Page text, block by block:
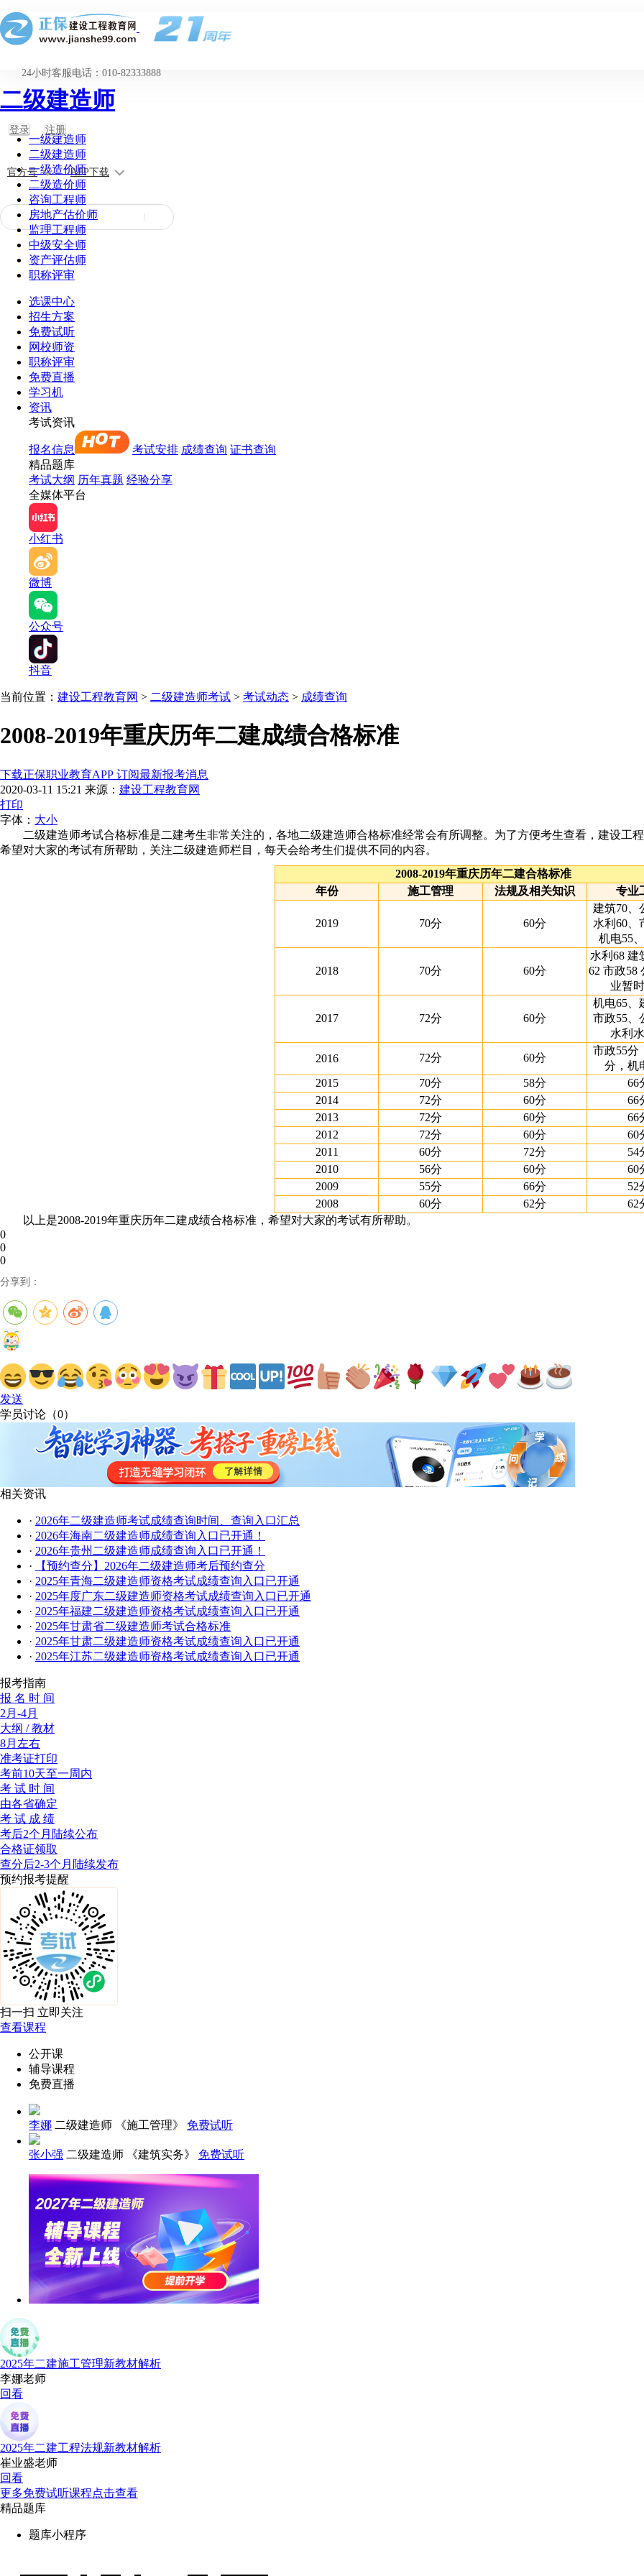
24小时客服电话：010-82333888
登录 注册
官方号 APP下载
二级建造师
一级建造师
二级建造师
一级造价师
二级造价师
咨询工程师
房地产估价师
监理工程师
中级安全师
资产评估师
职称评审
选课中心
招生方案
免费试听
网校师资
职称评审
免费直播
学习机
资讯
考试资讯
报名信息 考试安排 成绩查询 证书查询
精品题库
考试大纲 历年真题 经验分享
全媒体平台
小红书
微博
公众号
抖音
当前位置： 建设工程教育网 > 二级建造师考试 > 考试动态 > 成绩查询
2008-2019年重庆历年二建成绩合格标准
下载正保职业教育APP 订阅最新报考消息
2020-03-11 15:21 来源： 建设工程教育网
打印
字体： 大小
二级建造师考试合格标准是二建考生非常关注的，各地二级建造师合格标准经常会有所调整。为了方便考生查看，建设工
希望对大家的考试有所帮助，关注二级建造师栏目，每天会给考生们提供不同的内容。
2008-2019年重庆历年二建合格标准
年份
施工管理 法规及相关知识 专业
2019 70分 60分
建筑70、
水利60、
机电55
2018 70分 60分
水利68 建
62 市政58
业暂
2017 72分 60分
机电65、
市政55、
水利
2016 72分 60分
市政55分
分，机
2015
70分 58分
66
2014
72分 60分
66
2013
72分 60分
66
2012
72分 60分
60
2011
60分 72分
54
2010
56分 60分
60
2009
55分 66分
52
2008
60分 62分
62
以上是2008-2019年重庆历年二建成绩合格标准，希望对大家的考试有所帮助。
0
0
0
分享到：
发送
学员讨论（0）
相关资讯
· 2026年二级建造师考试成绩查询时间、查询入口汇总
· 2026年海南二级建造师成绩查询入口已开通！
· 2026年贵州二级建造师成绩查询入口已开通！
·
【预约查分】2026年二级建造师考后预约查分
· 2025年青海二级建造师资格考试成绩查询入口已开通
· 2025年度广东二级建造师资格考试成绩查询入口已开通
· 2025年福建二级建造师资格考试成绩查询入口已开通
· 2025年甘肃省二级建造师考试合格标准
· 2025年甘肃二级建造师资格考试成绩查询入口已开通
· 2025年江苏二级建造师资格考试成绩查询入口已开通
报考指南
报 名 时 间
2月-4月
大纲 / 教材
8月左右
准考证打印
考前10天至一周内
考 试 时 间
由各省确定
考 试 成 绩
考后2个月陆续公布
合格证领取
查分后2-3个月陆续发布
预约报考提醒
扫一扫 立即关注
查看课程
公开课
辅导课程
免费直播
李娜 二级建造师 《施工管理》 免费试听
张小强 二级建造师 《建筑实务》 免费试听
2025年二建施工管理新教材解析
李娜老师
回看
2025年二建工程法规新教材解析
崔业盛老师
回看
更多免费试听课程点击查看
精品题库
题库小程序